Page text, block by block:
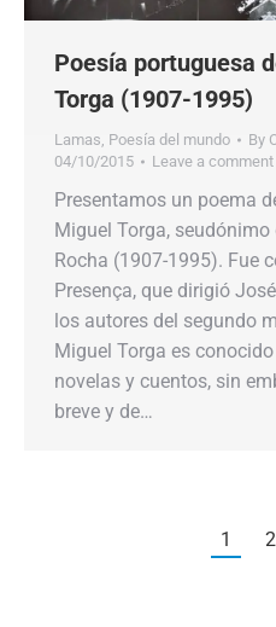
Poesía portuguesa
Torga (1907-1995)
Lamas Poesía del mundo By
04/10/2015
Leave a comment
Presentamos un poema
Miguel Torga,
Rocha (1907-1995). Fue
Presença, que dirigió
los autores del segundo
Miguel Torga es
novelas y cuentos, sin
breve y de…
1 2